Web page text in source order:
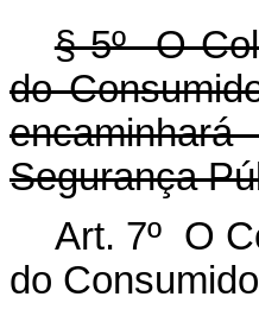
§ 5º O
do
Segurança
Art. 7º O
do